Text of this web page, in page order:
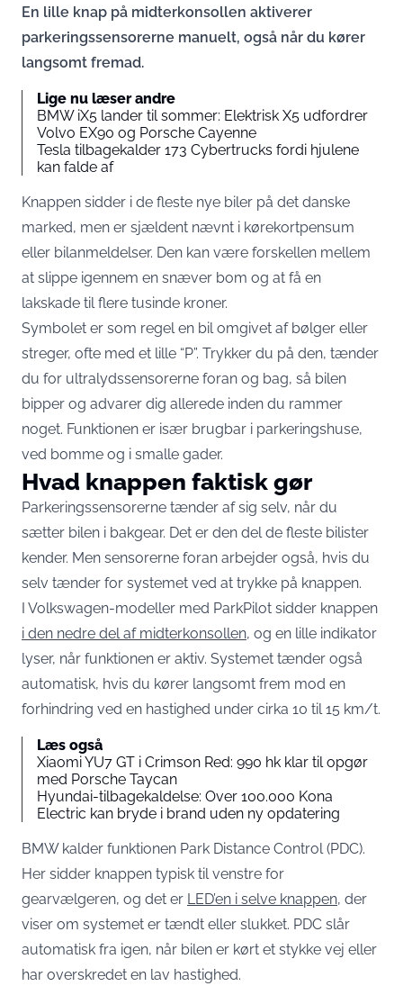
En lille knap på midterkonsollen aktiverer
parkeringssensorerne manuelt, også når du kører
langsomt fremad.
Lige nu læser andre
BMW iX5 lander til sommer: Elektrisk X5 udfordrer
Volvo EX90 og Porsche Cayenne
Tesla tilbagekalder 173 Cybertrucks fordi hjulene
kan falde af
Knappen sidder i de fleste nye biler på det danske
marked, men er sjældent nævnt i kørekortpensum
eller bilanmeldelser. Den kan være forskellen mellem
at slippe igennem en snæver bom og at få en
lakskade til flere tusinde kroner.
Symbolet er som regel en bil omgivet af bølger eller
streger, ofte med et lille “P”. Trykker du på den, tænder
du for ultralydssensorerne foran og bag, så bilen
bipper og advarer dig allerede inden du rammer
noget. Funktionen er især brugbar i parkeringshuse,
ved bomme og i smalle gader.
Hvad knappen faktisk gør
Parkeringssensorerne tænder af sig selv, når du
sætter bilen i bakgear. Det er den del de fleste bilister
kender. Men sensorerne foran arbejder også, hvis du
selv tænder for systemet ved at trykke på knappen.
I Volkswagen-modeller med ParkPilot sidder knappen
i den nedre del af midterkonsollen, og en lille indikator
lyser, når funktionen er aktiv. Systemet tænder også
automatisk, hvis du kører langsomt frem mod en
forhindring ved en hastighed under cirka 10 til 15 km/t.
Læs også
Xiaomi YU7 GT i Crimson Red: 990 hk klar til opgør
med Porsche Taycan
Hyundai-tilbagekaldelse: Over 100.000 Kona
Electric kan bryde i brand uden ny opdatering
BMW kalder funktionen Park Distance Control (PDC).
Her sidder knappen typisk til venstre for
gearvælgeren, og det er LED’en i selve knappen, der
viser om systemet er tændt eller slukket. PDC slår
automatisk fra igen, når bilen er kørt et stykke vej eller
har overskredet en lav hastighed.